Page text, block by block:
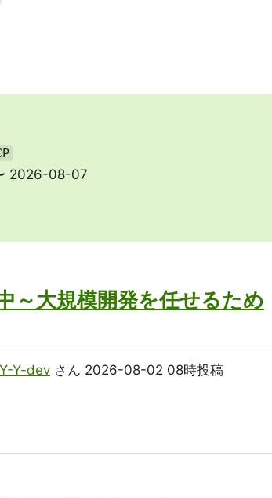
2026-08-07
大規模開発を任せるため
Y-Y-dev さん 2026-08-02 08時投稿